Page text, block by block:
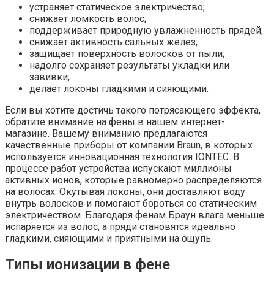
устраняет статическое электричество;
снижает ломкость волос;
поддерживает природную увлажненность прядей;
снижает активность сальных желез;
защищает поверхность волосков от пыли;
надолго сохраняет результаты укладки или
завивки;
делает локоны гладкими и сияющими.
Если вы хотите достичь такого потрясающего эффекта,
обратите внимание на фены в нашем интернет-
магазине. Вашему вниманию предлагаются
качественные приборы от компании Braun, в которых
используется инновационная технология IONTEC. В
процессе работ устройства испускают миллионы
активных ионов, которые равномерно распределяются
на волосах. Окутывая локоны, они доставляют воду
внутрь волосков и помогают бороться со статическим
электричеством. Благодаря фенам Браун влага меньше
испаряется из волос, а пряди становятся идеально
гладкими, сияющими и приятными на ощупь.
Типы ионизации в фене